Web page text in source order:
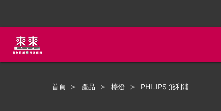
首頁 產品 檯燈 PHILIPS 飛利浦